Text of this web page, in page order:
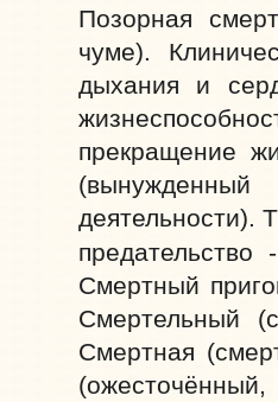
Позорная
чуме).
дыхания и
прекращение
деятельности).
Смертный
Смертельный
Смертная